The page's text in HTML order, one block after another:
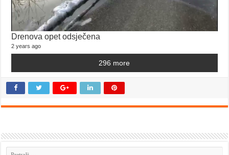
Drenova opet odsječena
2 years ago
296 more